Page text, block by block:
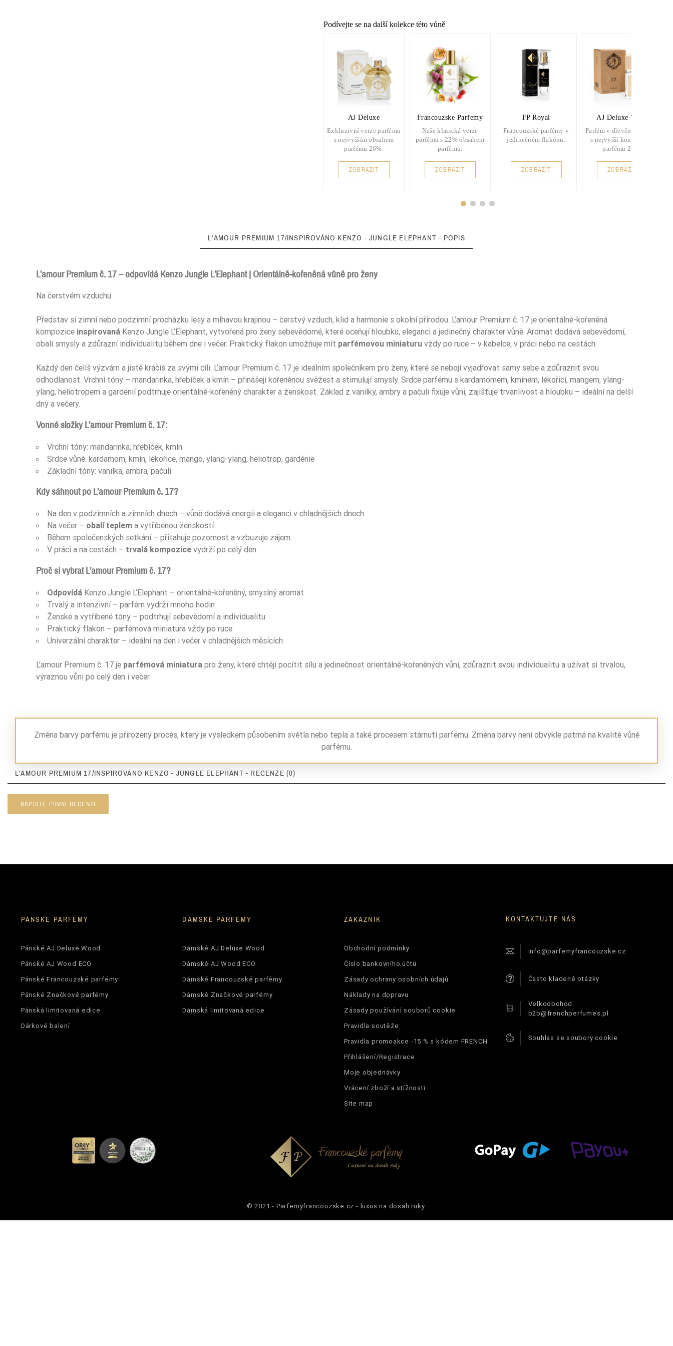
Podívejte se na další kolekce této vůně
AJ Deluxe
Exkluzivní verze parfému
s nejvyšším obsahem
parfému 26%.
ZOBRAZIT
Francouzske Parfemy
Naše klasická verze
parfému s 22% obsahem
parfému.
ZOBRAZIT
FP Royal
Francouzské parfémy v
jedinečném flakónu.
ZOBRAZIT
AJ Deluxe Wood
Parfém v dřevěném balení
s nejvyšší koncentrací
parfému 26%.
ZOBRAZIT
L'AMOUR PREMIUM 17/INSPIROVÁNO KENZO - JUNGLE ELEPHANT - POPIS
L’amour Premium č. 17 – odpovídá Kenzo Jungle L’Elephant | Orientálně-kořeněná vůně pro ženy
Na čerstvém vzduchu
Představ si zimní nebo podzimní procházku lesy a mlhavou krajinou – čerstvý vzduch, klid a harmonie s okolní přírodou. L’amour Premium č. 17 je orientálně-kořeněná
kompozice inspirovaná Kenzo Jungle L’Elephant, vytvořená pro ženy sebevědomé, které oceňují hloubku, eleganci a jedinečný charakter vůně. Aromat dodává sebevědomí,
obalí smysly a zdůrazní individualitu během dne i večer. Praktický flakon umožňuje mít parfémovou miniaturu vždy po ruce – v kabelce, v práci nebo na cestách.
Každý den čelíš výzvám a jistě kráčíš za svými cíli. L’amour Premium č. 17 je ideálním společníkem pro ženy, které se nebojí vyjadřovat samy sebe a zdůraznit svou
odhodlanost. Vrchní tóny – mandarinka, hřebíček a kmín – přinášejí kořeněnou svěžest a stimulují smysly. Srdce parfému s kardamomem, kmínem, lékořicí, mangem, ylang-
ylang, heliotropem a gardénií podtrhuje orientálně-kořeněný charakter a ženskost. Základ z vanilky, ambry a pačuli fixuje vůni, zajišťuje trvanlivost a hloubku – ideální na delší
dny a večery.
Vonné složky L’amour Premium č. 17:
Vrchní tóny: mandarinka, hřebíček, kmín
Srdce vůně: kardamom, kmín, lékořice, mango, ylang-ylang, heliotrop, gardénie
Základní tóny: vanilka, ambra, pačuli
Kdy sáhnout po L’amour Premium č. 17?
Na den v podzimních a zimních dnech – vůně dodává energii a eleganci v chladnějších dnech
Na večer – obalí teplem a vytříbenou ženskostí
Během společenských setkání – přitahuje pozornost a vzbuzuje zájem
V práci a na cestách – trvalá kompozice vydrží po celý den
Proč si vybrat L’amour Premium č. 17?
Odpovídá Kenzo Jungle L’Elephant – orientálně-kořeněný, smyslný aromat
Trvalý a intenzivní – parfém vydrží mnoho hodin
Ženské a vytříbené tóny – podtrhují sebevědomí a individualitu
Praktický flakon – parfémová miniatura vždy po ruce
Univerzální charakter – ideální na den i večer v chladnějších měsících
L’amour Premium č. 17 je parfémová miniatura pro ženy, které chtějí pocítit sílu a jedinečnost orientálně-kořeněných vůní, zdůraznit svou individualitu a užívat si trvalou,
výraznou vůni po celý den i večer.
Změna barvy parfému je přirozený proces, který je výsledkem působením světla nebo tepla a také procesem stárnutí parfému. Změna barvy není obvykle patrná na kvalitě vůně
parfému.
L'AMOUR PREMIUM 17/INSPIROVÁNO KENZO - JUNGLE ELEPHANT - RECENZE (0)
NAPIŠTE PRVNÍ RECENZI
PÁNSKÉ PARFÉMY
Pánské AJ Deluxe Wood
Pánské AJ Wood ECO
Pánské Francouzské parfémy
Pánské Značkové parfémy
Pánská limitovaná edice
Dárkové balení
DÁMSKÉ PARFÉMY
Dámské AJ Deluxe Wood
Dámské AJ Wood ECO
Dámské Francouzské parfémy
Dámské Značkové parfémy
Dámská limitovaná edice
ZÁKAZNÍK
Obchodní podmínky
Číslo bankovního účtu
Zásady ochrany osobních údajů
Náklady na dopravu
Zásady používání souborů cookie
Pravidla soutěže
Pravidla promoakce -15 % s kódem FRENCH
Přihlášení/Registrace
Moje objednávky
Vrácení zboží a stížnosti
Site map
KONTAKTUJTE NÁS
info@parfemyfrancouzske.cz
Často kladené otázky
Velkoobchod
b2b@frenchperfumes.pl
Souhlas se soubory cookie
© 2021 - Parfemyfrancouzske.cz - luxus na dosah ruky.